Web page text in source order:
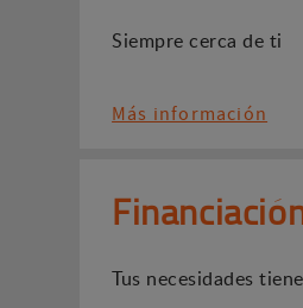
Siempre cerca de ti
Más información
Tus necesidades